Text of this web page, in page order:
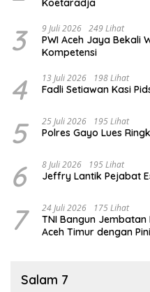
Koetaradja
3 9 Juli 2026 249 Lihat
PWI Aceh Jaya Bekali
Kompetensi
4 13 Juli 2026 198 Lihat
Fadli Setiawan Kasi
5 25 Juli 2026 195 Lihat
Polres Gayo Lues
6 8 Juli 2026 195 Lihat
Jeffry Lantik Pejabat
7 24 Juli 2026 175 Lihat
TNI Bangun
Aceh Timur dengan
Salam 7